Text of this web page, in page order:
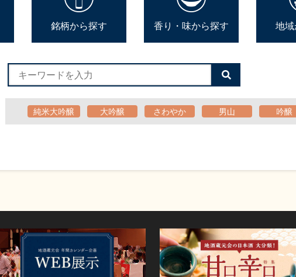
銘柄から探す 香り・味から探す 地
検
索
る
純米大吟醸 大吟醸 さわやか 男山 吟醸